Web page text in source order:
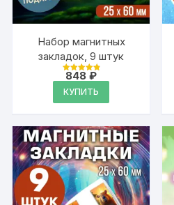
Набор магнитных
закладок, 9 штук
Оценка
из 5
848₽
КУПИТЬ